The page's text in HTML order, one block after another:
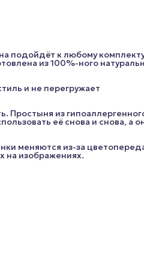
подойдёт к любому
из 100%-ного
и не перегружает
Простыня из
её снова и снова, а
меняются из-за
на изображениях.